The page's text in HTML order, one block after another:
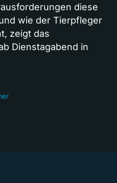
diese
wie der Tierpfleger
zeigt das
Dienstagabend in